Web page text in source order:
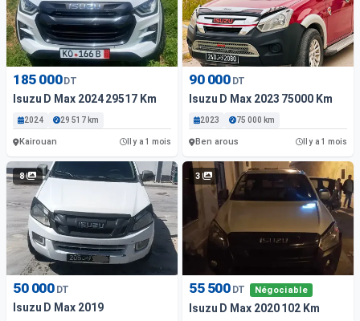
185 000DT
Isuzu D Max 2024 29517 Km
2024 29 517 km
Kairouan Il y a 1 mois
90 000 DT
Isuzu D Max 2023 75000 Km
2023 75 000 km
Ben arous Il y a 1 mois
8
50 000 DT
Isuzu D Max 2019
3
55 500 DT Négociable
Isuzu D Max 2020 102 Km